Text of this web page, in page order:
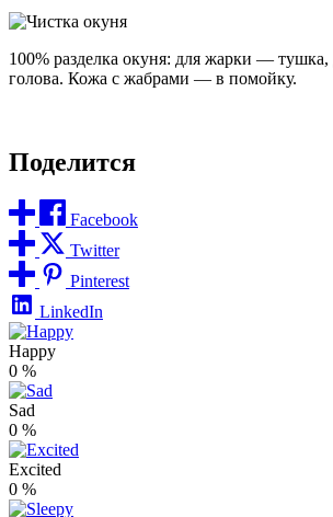
100% разделка окуня: для жарки —
голова. Кожа с жабрами — в помойку.
Поделится
Facebook
Twitter
Pinterest
LinkedIn
Happy
0 %
Sad
0 %
Excited
0 %